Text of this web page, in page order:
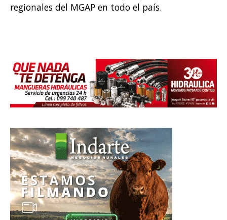
regionales del MGAP en todo el país.